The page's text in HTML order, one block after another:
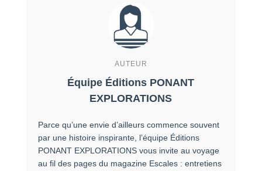
AUTEUR
Équipe Éditions PONANT
EXPLORATIONS
Parce qu’une envie d’ailleurs commence souvent
par une histoire inspirante, l’équipe Éditions
PONANT EXPLORATIONS vous invite au voyage
au fil des pages du magazine Escales : entretiens